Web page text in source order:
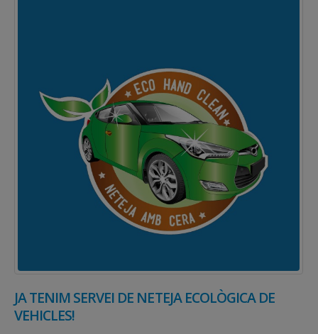
JA TENIM SERVEI DE NETEJA ECOLÒGICA DE
VEHICLES!